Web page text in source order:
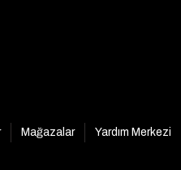
Mağazalar Yardım Merkezi